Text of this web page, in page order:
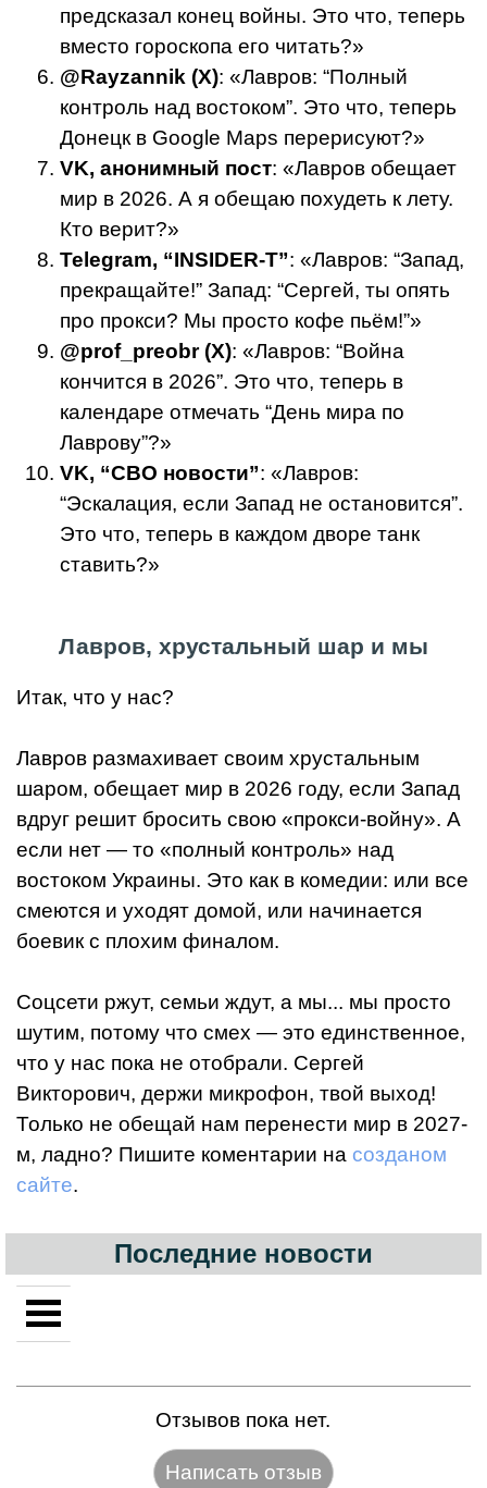
предсказал конец войны. Это что, теперь
вместо гороскопа его читать?»
@Rayzannik (X): «Лавров: “Полный
контроль над востоком”. Это что, теперь
Донецк в Google Maps перерисуют?»
VK, анонимный пост: «Лавров обещает
мир в 2026. А я обещаю похудеть к лету.
Кто верит?»
Telegram, “INSIDER-T”: «Лавров: “Запад,
прекращайте!” Запад: “Сергей, ты опять
про прокси? Мы просто кофе пьём!”»
@prof_preobr (X): «Лавров: “Война
кончится в 2026”. Это что, теперь в
календаре отмечать “День мира по
Лаврову”?»
VK, “СВО новости”: «Лавров:
“Эскалация, если Запад не остановится”.
Это что, теперь в каждом дворе танк
ставить?»
Лавров, хрустальный шар и мы
Итак, что у нас?
Лавров размахивает своим хрустальным
шаром, обещает мир в 2026 году, если Запад
вдруг решит бросить свою «прокси-войну». А
если нет — то «полный контроль» над
востоком Украины. Это как в комедии: или все
смеются и уходят домой, или начинается
боевик с плохим финалом.
Соцсети ржут, семьи ждут, а мы... мы просто
шутим, потому что смех — это единственное,
что у нас пока не отобрали. Сергей
Викторович, держи микрофон, твой выход!
Только не обещай нам перенести мир в 2027-
м, ладно? Пишите коментарии на созданом
сайте.
Последние новости
Отзывов пока нет.